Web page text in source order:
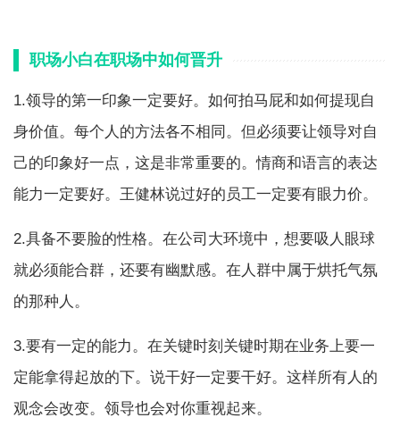
职场小白在职场中如何晋升
1.领导的第一印象一定要好。如何拍马屁和如何提现自
身价值。每个人的方法各不相同。但必须要让领导对自
己的印象好一点，这是非常重要的。情商和语言的表达
能力一定要好。王健林说过好的员工一定要有眼力价。
2.具备不要脸的性格。在公司大环境中，想要吸人眼球
就必须能合群，还要有幽默感。在人群中属于烘托气氛
的那种人。
3.要有一定的能力。在关键时刻关键时期在业务上要一
定能拿得起放的下。说干好一定要干好。这样所有人的
观念会改变。领导也会对你重视起来。